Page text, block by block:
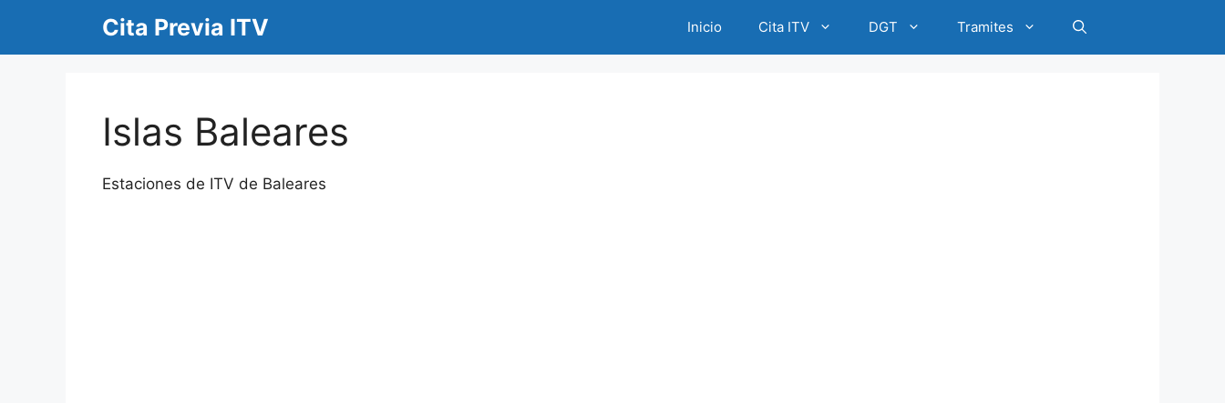
contenido
Cita Previa ITV Inicio Cita ITV DGT Tramites
Islas Baleares
Estaciones de ITV de Baleares